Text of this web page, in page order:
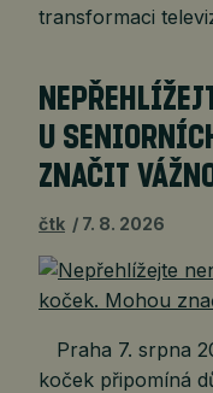
transformaci
U
ZNAČIT
čtk 7. 8. 2026
Praha 7. srpna
koček připomíná